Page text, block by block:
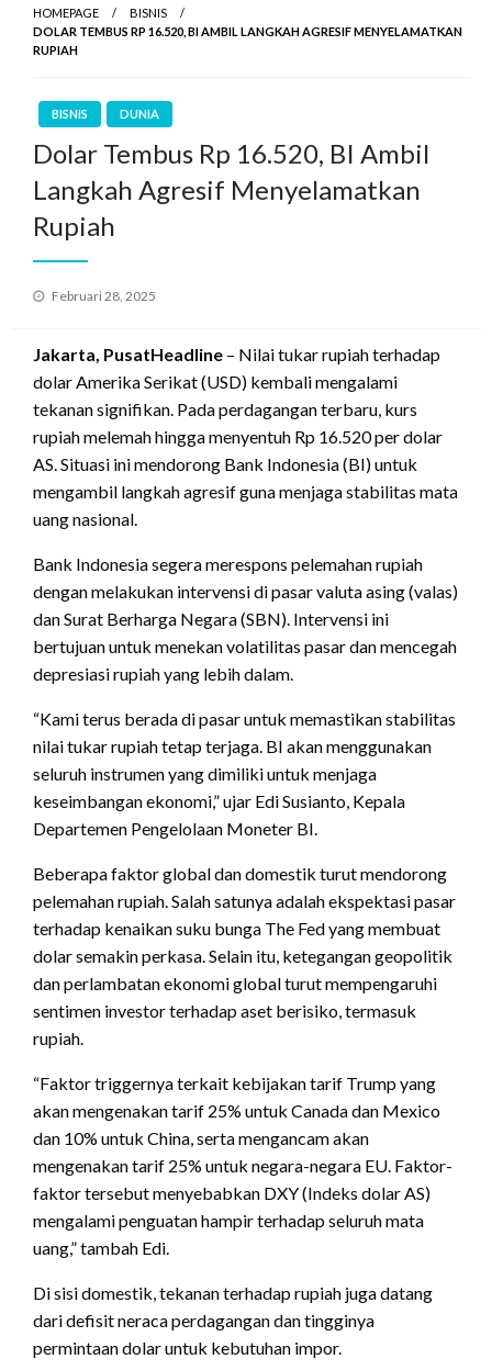
HOMEPAGE
BISNIS
DOLAR TEMBUS RP 16.520, BI AMBIL LANGKAH AGRESIF MENYELAMATKAN
RUPIAH
BISNIS DUNIA
Dolar Tembus Rp 16.520, BI Ambil
Langkah Agresif Menyelamatkan
Rupiah
Posted
Februari 28, 2025
Jakarta, PusatHeadline – Nilai tukar rupiah terhadap
dolar Amerika Serikat (USD) kembali mengalami
tekanan signifikan. Pada perdagangan terbaru, kurs
rupiah melemah hingga menyentuh Rp 16.520 per dolar
AS. Situasi ini mendorong Bank Indonesia (BI) untuk
mengambil langkah agresif guna menjaga stabilitas mata
uang nasional.
Bank Indonesia segera merespons pelemahan rupiah
dengan melakukan intervensi di pasar valuta asing (valas)
dan Surat Berharga Negara (SBN). Intervensi ini
bertujuan untuk menekan volatilitas pasar dan mencegah
depresiasi rupiah yang lebih dalam.
“Kami terus berada di pasar untuk memastikan stabilitas
nilai tukar rupiah tetap terjaga. BI akan menggunakan
seluruh instrumen yang dimiliki untuk menjaga
keseimbangan ekonomi,” ujar Edi Susianto, Kepala
Departemen Pengelolaan Moneter BI.
Beberapa faktor global dan domestik turut mendorong
pelemahan rupiah. Salah satunya adalah ekspektasi pasar
terhadap kenaikan suku bunga The Fed yang membuat
dolar semakin perkasa. Selain itu, ketegangan geopolitik
dan perlambatan ekonomi global turut mempengaruhi
sentimen investor terhadap aset berisiko, termasuk
rupiah.
“Faktor triggernya terkait kebijakan tarif Trump yang
akan mengenakan tarif 25% untuk Canada dan Mexico
dan 10% untuk China, serta mengancam akan
mengenakan tarif 25% untuk negara-negara EU. Faktor-
faktor tersebut menyebabkan DXY (Indeks dolar AS)
mengalami penguatan hampir terhadap seluruh mata
uang,” tambah Edi.
Di sisi domestik, tekanan terhadap rupiah juga datang
dari defisit neraca perdagangan dan tingginya
permintaan dolar untuk kebutuhan impor.